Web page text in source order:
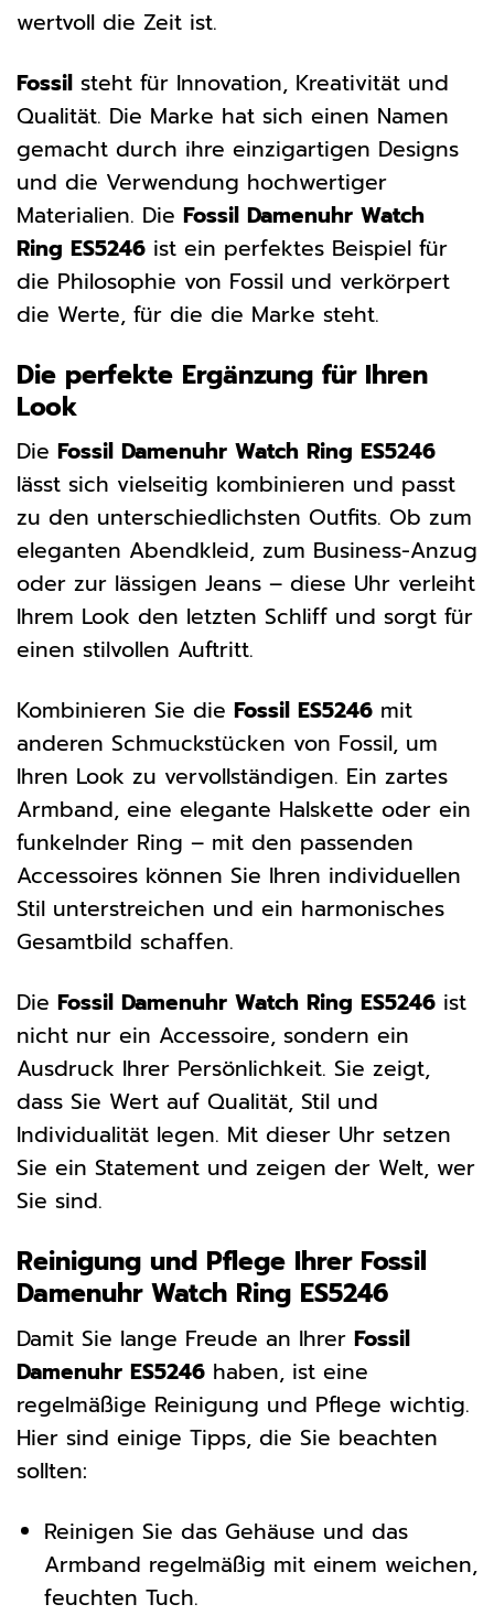
wertvoll die Zeit ist.
Fossil steht für Innovation, Kreativität und
Qualität. Die Marke hat sich einen Namen
gemacht durch ihre einzigartigen Designs
und die Verwendung hochwertiger
Materialien. Die Fossil Damenuhr Watch
Ring ES5246 ist ein perfektes Beispiel für
die Philosophie von Fossil und verkörpert
die Werte, für die die Marke steht.
Die perfekte Ergänzung für Ihren
Look
Die Fossil Damenuhr Watch Ring ES5246
lässt sich vielseitig kombinieren und passt
zu den unterschiedlichsten Outfits. Ob zum
eleganten Abendkleid, zum Business-Anzug
oder zur lässigen Jeans – diese Uhr verleiht
Ihrem Look den letzten Schliff und sorgt für
einen stilvollen Auftritt.
Kombinieren Sie die Fossil ES5246 mit
anderen Schmuckstücken von Fossil, um
Ihren Look zu vervollständigen. Ein zartes
Armband, eine elegante Halskette oder ein
funkelnder Ring – mit den passenden
Accessoires können Sie Ihren individuellen
Stil unterstreichen und ein harmonisches
Gesamtbild schaffen.
Die Fossil Damenuhr Watch Ring ES5246 ist
nicht nur ein Accessoire, sondern ein
Ausdruck Ihrer Persönlichkeit. Sie zeigt,
dass Sie Wert auf Qualität, Stil und
Individualität legen. Mit dieser Uhr setzen
Sie ein Statement und zeigen der Welt, wer
Sie sind.
Reinigung und Pflege Ihrer Fossil
Damenuhr Watch Ring ES5246
Damit Sie lange Freude an Ihrer Fossil
Damenuhr ES5246 haben, ist eine
regelmäßige Reinigung und Pflege wichtig.
Hier sind einige Tipps, die Sie beachten
sollten:
Reinigen Sie das Gehäuse und das
Armband regelmäßig mit einem weichen,
feuchten Tuch.